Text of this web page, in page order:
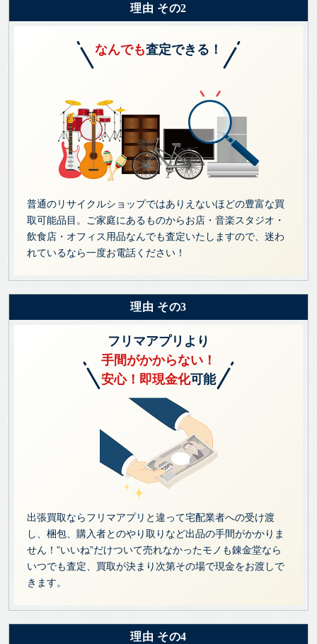
理由 その2
なんでも査定できる！
普通のリサイクルショップではありえないほどの豊富な買
取可能品目。ご家庭にあるものからお店・音楽スタジオ・
飲食店・オフィス用品なんでも査定いたしますので、迷わ
れているなら一度お電話ください！
理由 その3
フリマアプリより
手間がかからない！
安心！即現金化可能
出張買取ならフリマアプリと違って宅配業者への受け渡
し、梱包、購入者とのやり取りなど出品の手間がかかりま
せん！”いいね”だけついて売れなかったモノも錬金堂なら
いつでも査定、買取が決まり次第その場で現金をお渡しで
きます。
理由 その4